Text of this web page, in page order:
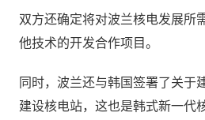
双方还确定将对波兰核电发展所
他技术的开发合作项目。
同时，波兰还与韩国签署了关
建设核电站，这也是韩式新一代